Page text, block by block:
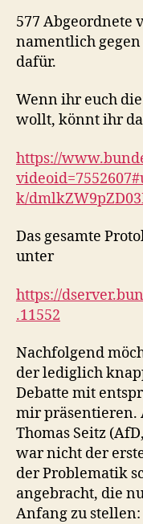
577 Abgeordnete
namentlich
dafür.
Wenn ihr euch
wollt, könnt ihr
https://
k/
Das gesamte
unter
https://
.11552
Nachfolgend
der lediglich
Debatte mit
mir präsentieren.
Thomas Seitz
war nicht der
der Problematik
angebracht, die
Anfang zu stellen: